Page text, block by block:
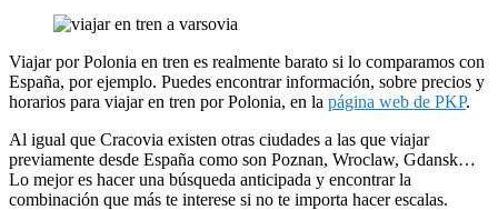
Viajar por Polonia en tren es realmente barato si lo comparamos con
España, por ejemplo. Puedes encontrar información, sobre precios y
horarios para viajar en tren por Polonia, en la página web de PKP.
Al igual que Cracovia existen otras ciudades a las que viajar
previamente desde España como son Poznan, Wroclaw, Gdansk…
Lo mejor es hacer una búsqueda anticipada y encontrar la
combinación que más te interese si no te importa hacer escalas.